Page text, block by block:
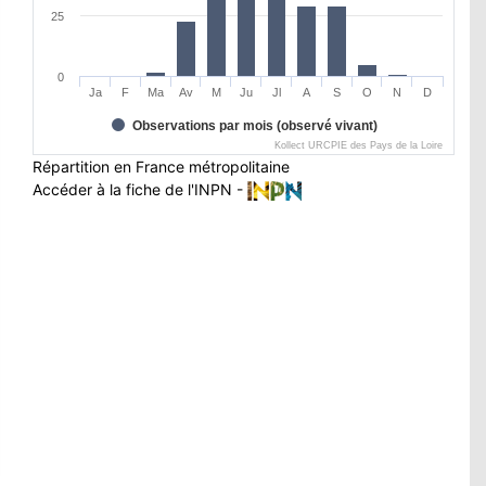
Observations par mois (observé vivant)
Ja F Ma Av M Ju Jl A S O N D
0
25
Kollect URCPIE des Pays de la Loire
Répartition en France métropolitaine
Accéder à la fiche de l'INPN -